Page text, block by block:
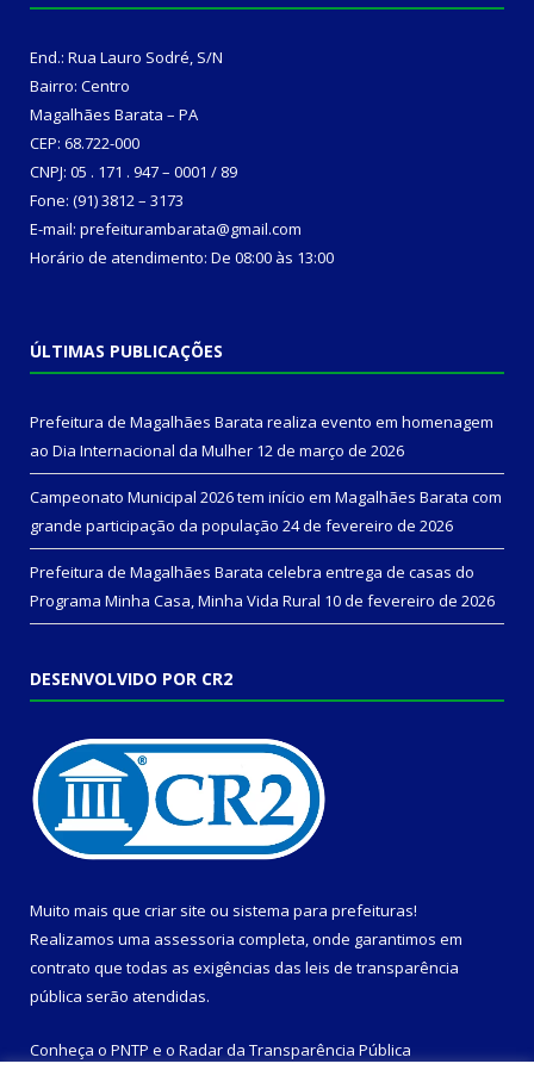
End.: Rua Lauro Sodré, S/N
Bairro: Centro
Magalhães Barata – PA
CEP: 68.722-000
CNPJ: 05 . 171 . 947 – 0001 / 89
Fone: (91) 3812 – 3173
E-mail: prefeiturambarata@gmail.com
Horário de atendimento: De 08:00 às 13:00
ÚLTIMAS PUBLICAÇÕES
Prefeitura de Magalhães Barata realiza evento em homenagem
ao Dia Internacional da Mulher 12 de março de 2026
Campeonato Municipal 2026 tem início em Magalhães Barata com
grande participação da população 24 de fevereiro de 2026
Prefeitura de Magalhães Barata celebra entrega de casas do
Programa Minha Casa, Minha Vida Rural 10 de fevereiro de 2026
DESENVOLVIDO POR CR2
Muito mais que criar site ou sistema para prefeituras!
Realizamos uma assessoria completa, onde garantimos em
contrato que todas as exigências das leis de transparência
pública serão atendidas.
Conheça o PNTP e o Radar da Transparência Pública